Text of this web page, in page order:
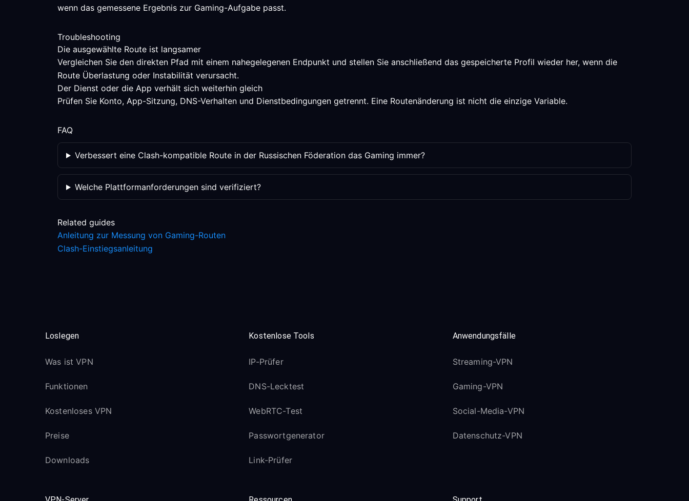
wenn das gemessene Ergebnis zur Gaming-Aufgabe passt.
Troubleshooting
Die ausgewählte Route ist langsamer
Vergleichen Sie den direkten Pfad mit einem nahegelegenen Endpunkt und stellen Sie anschließend das gespeicherte Profil wieder her, wenn die
Route Überlastung oder Instabilität verursacht.
Der Dienst oder die App verhält sich weiterhin gleich
Prüfen Sie Konto, App-Sitzung, DNS-Verhalten und Dienstbedingungen getrennt. Eine Routenänderung ist nicht die einzige Variable.
FAQ
Verbessert eine Clash-kompatible Route in der Russischen Föderation das Gaming immer?
Welche Plattformanforderungen sind verifiziert?
Related guides
Anleitung zur Messung von Gaming-Routen
Clash-Einstiegsanleitung
Loslegen
Was ist VPN
Funktionen
Kostenloses VPN
Preise
Downloads
Kostenlose Tools
IP-Prüfer
DNS-Lecktest
WebRTC-Test
Passwortgenerator
Link-Prüfer
Anwendungsfälle
Streaming-VPN
Gaming-VPN
Social-Media-VPN
Datenschutz-VPN